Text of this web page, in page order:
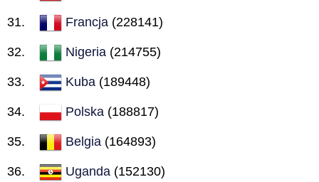
Francja (228141)
Nigeria (214755)
Kuba (189448)
Polska (188817)
Belgia (164893)
Uganda (152130)